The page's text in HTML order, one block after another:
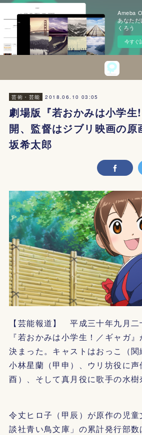
Ameba
あなた
くろう
今すぐ
芸術・芸能 2018.06.10 03:05
劇場版『若おかみは小学
開、監督はジブリ映画の原
坂希太郎
【芸能報道】 平成三十年九月二
『若おかみは小学生！／ギャガ
決まった。キャストはおっこ（
小林星蘭（甲申）、ウリ坊役に
酉）、そして真月役に歌手の水樹
令丈ヒロ子（甲辰）が原作の児
談社青い鳥文庫」の累計発行部数